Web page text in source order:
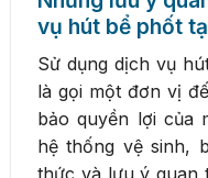
vụ hút bể phốt
Sử dụng dịch vụ
là gọi một đơn vị
bảo quyền lợi của
hệ thống vệ sinh,